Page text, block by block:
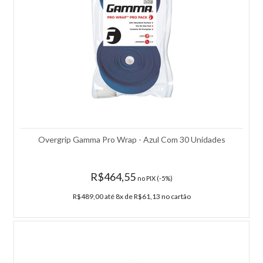
Overgrip Gamma Pro Wrap - Azul Com 30 Unidades
R$464,55 no PIX (-5%)
R$489,00 até 8x de R$61,13 no cartão